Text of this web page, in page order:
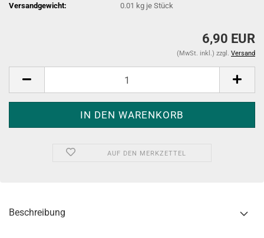
Versandgewicht:
0.01 kg je Stück
6,90 EUR
(MwSt. inkl.) zzgl. Versand
AUF DEN MERKZETTEL
Beschreibung